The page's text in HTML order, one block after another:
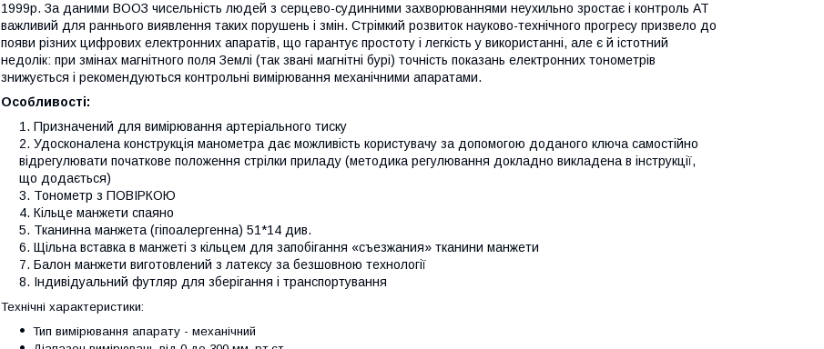
1999р. За даними ВООЗ чисельність людей з серцево-судинними захворюваннями неухильно зростає і контроль АТ
важливий для раннього виявлення таких порушень і змін. Стрімкий розвиток науково-технічного прогресу призвело до
появи різних цифрових електронних апаратів, що гарантує простоту і легкість у використанні, але є й істотний
недолік: при змінах магнітного поля Землі (так звані магнітні бурі) точність показань електронних тонометрів
знижується і рекомендуються контрольні вимірювання механічними апаратами.
Особливості:
Призначений для вимірювання артеріального тиску
Удосконалена конструкція манометра дає можливість користувачу за допомогою доданого ключа самостійно
відрегулювати початкове положення стрілки приладу (методика регулювання докладно викладена в інструкції,
що додається)
Тонометр з ПОВІРКОЮ
Кільце манжети спаяно
Тканинна манжета (гіпоалергенна) 51*14 див.
Щільна вставка в манжеті з кільцем для запобігання «съезжания» тканини манжети
Балон манжети виготовлений з латексу за безшовною технології
Індивідуальний футляр для зберігання і транспортування
Технічні характеристики:
Тип вимірювання апарату - механічний